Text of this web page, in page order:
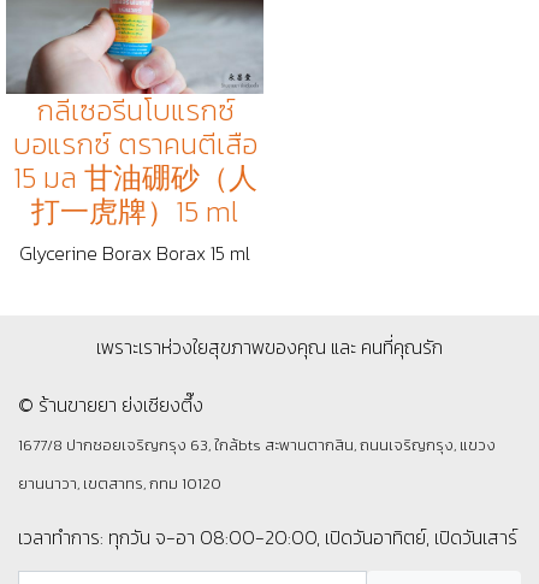
กลีเซอรีนโบแรกซ์
บอแรกซ์ ตราคนตีเสือ
15 มล 甘油硼砂（人
打一虎牌）15 ml
Glycerine Borax Borax 15 ml
เพราะเราห่วงใยสุขภาพของคุณ และ คนที่คุณรัก
© ร้านขายยา ย่งเชียงตึ๊ง
1677/8 ปากซอยเจริญกรุง 63, ใกล้bts สะพานตากสิน, ถนนเจริญกรุง, แขวง
ยานนาวา, เขตสาทร, กทม 10120
เวลาทำการ: ทุกวัน จ-อา 08:00-20:00, เปิดวันอาทิตย์, เปิดวันเสาร์